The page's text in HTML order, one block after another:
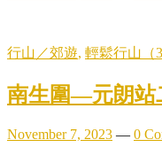
行山／郊遊, 輕鬆行山（
南生圍—元朗站
November 7, 2023 — 0